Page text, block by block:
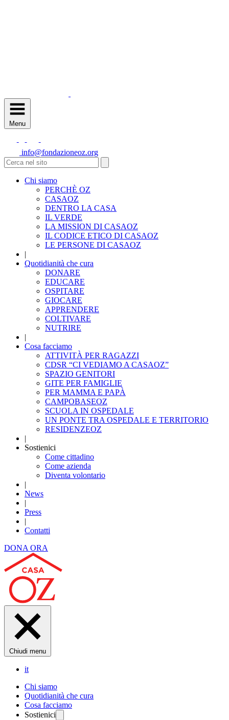
Menu
info@fondazioneoz.org
Chi siamo
PERCHÈ OZ
CASAOZ
DENTRO LA CASA
IL VERDE
LA MISSION DI CASAOZ
IL CODICE ETICO DI CASAOZ
LE PERSONE DI CASAOZ
|
Quotidianità che cura
DONARE
EDUCARE
OSPITARE
GIOCARE
APPRENDERE
COLTIVARE
NUTRIRE
|
Cosa facciamo
ATTIVITÀ PER RAGAZZI
CDSR “CI VEDIAMO A CASAOZ”
SPAZIO GENITORI
GITE PER FAMIGLIE
PER MAMMA E PAPÀ
CAMPOBASEOZ
SCUOLA IN OSPEDALE
UN PONTE TRA OSPEDALE E TERRITORIO
RESIDENZEOZ
|
Sostienici
Come cittadino
Come azienda
Diventa volontario
|
News
|
Press
|
Contatti
DONA ORA
Chiudi menu
it
Chi siamo
Quotidianità che cura
Cosa facciamo
Sostienici